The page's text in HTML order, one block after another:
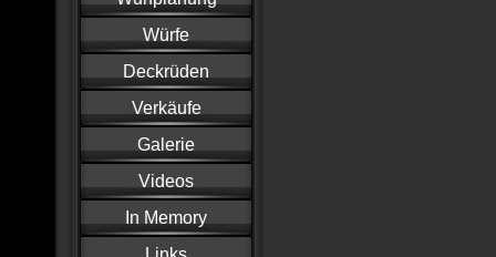
Würfe
Deckrüden
Verkäufe
Galerie
Videos
In Memory